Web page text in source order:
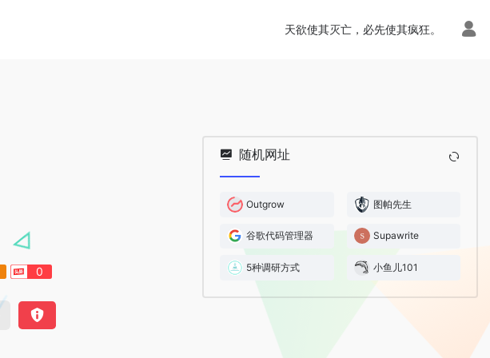
天欲使其灭亡，必先使其疯狂。
0
随机网址
Outgrow 图帕先生
谷歌代码管理器 Supawrite
5种调研方式 小鱼儿101